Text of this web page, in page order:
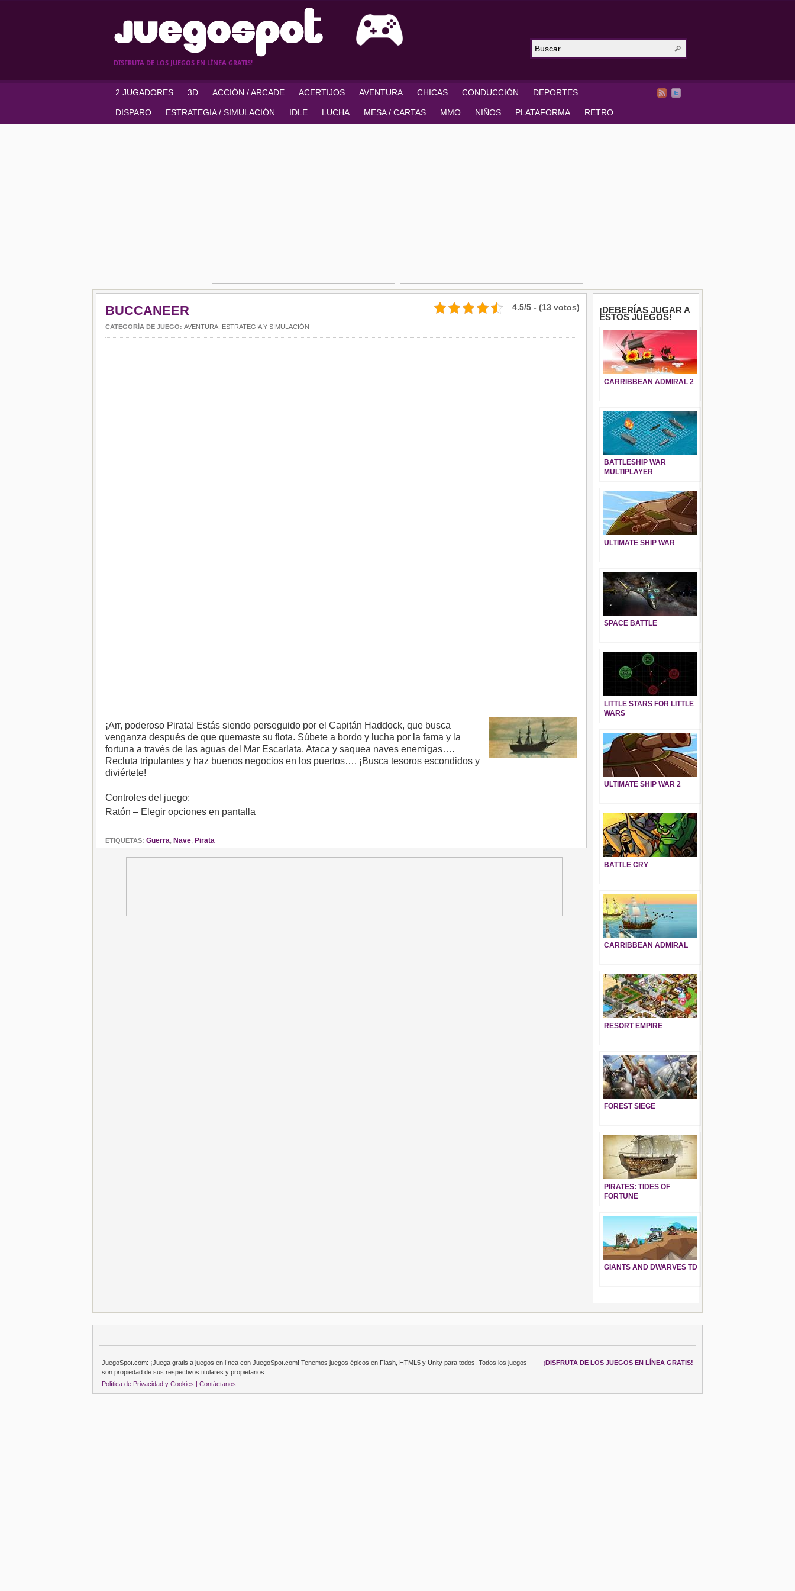
DISFRUTA DE LOS JUEGOS EN LÍNEA GRATIS!
2 JUGADORES 3D ACCIÓN / ARCADE ACERTIJOS AVENTURA CHICAS CONDUCCIÓN DEPORTES
DISPARO ESTRATEGIA / SIMULACIÓN IDLE LUCHA MESA / CARTAS MMO NIÑOS PLATAFORMA RETRO
4.5/5 - (13 votos)
BUCCANEER
CATEGORÍA DE JUEGO: AVENTURA ESTRATEGIA Y SIMULACIÓN
¡Arr, poderoso Pirata! Estás siendo perseguido por el Capitán Haddock, que busca
venganza después de que quemaste su flota. Súbete a bordo y lucha por la fama y la
fortuna a través de las aguas del Mar Escarlata. Ataca y saquea naves enemigas….
Recluta tripulantes y haz buenos negocios en los puertos…. ¡Busca tesoros escondidos y
diviértete!
Controles del juego:
Ratón – Elegir opciones en pantalla
ETIQUETAS: Guerra, Nave, Pirata
¡DEBERÍAS JUGAR A
ESTOS JUEGOS!
CARRIBBEAN ADMIRAL 2
BATTLESHIP WAR
MULTIPLAYER
ULTIMATE SHIP WAR
SPACE BATTLE
LITTLE STARS FOR LITTLE
WARS
ULTIMATE SHIP WAR 2
BATTLE CRY
CARRIBBEAN ADMIRAL
RESORT EMPIRE
FOREST SIEGE
PIRATES: TIDES OF
FORTUNE
GIANTS AND DWARVES TD
¡DISFRUTA DE LOS JUEGOS EN LÍNEA GRATIS!
JuegoSpot.com: ¡Juega gratis a juegos en línea con JuegoSpot.com! Tenemos juegos épicos en Flash, HTML5 y Unity para todos. Todos los juegos
son propiedad de sus respectivos titulares y propietarios.
Política de Privacidad y Cookies | Contáctanos